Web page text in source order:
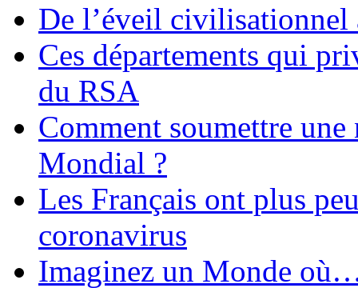
De l’éveil
Ces départements qui
du RSA
Comment soumettre
Mondial ?
Les Français ont plus
coronavirus
Imaginez un Monde